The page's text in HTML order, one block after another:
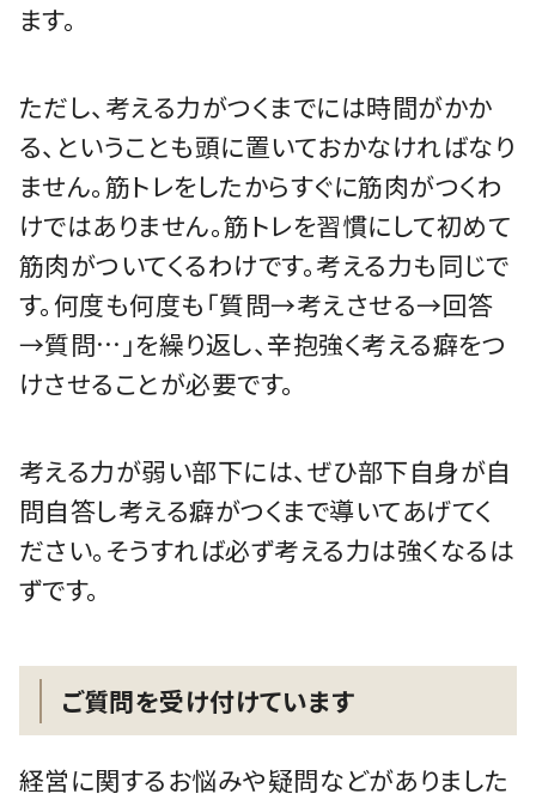
ます。
ただし、考える力がつくまでには時間がかか
る、ということも頭に置いておかなければなり
ません。筋トレをしたからすぐに筋肉がつくわ
けではありません。筋トレを習慣にして初めて
筋肉がついてくるわけです。考える力も同じで
す。何度も何度も「質問→考えさせる→回答
→質問…」を繰り返し、辛抱強く考える癖をつ
けさせることが必要です。
考える力が弱い部下には、ぜひ部下自身が自
問自答し考える癖がつくまで導いてあげてく
ださい。そうすれば必ず考える力は強くなるは
ずです。
ご質問を受け付けています
経営に関するお悩みや疑問などがありました